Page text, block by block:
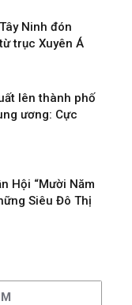
Ninh đón
trục Xuyên Á
lên thành phố
ương: Cực
Hội “Mười Năm
Siêu Đô Thị